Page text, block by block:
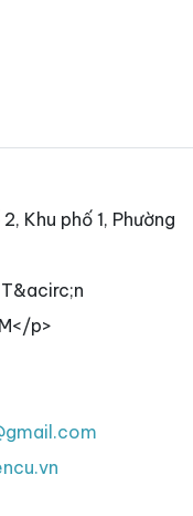
Khu phố 1, Phường
p>